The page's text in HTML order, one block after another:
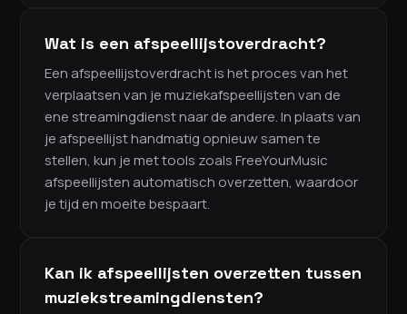
Wat is een afspeellijstoverdracht?
Een afspeellijstoverdracht is het proces van het
verplaatsen van je muziekafspeellijsten van de
ene streamingdienst naar de andere. In plaats van
je afspeellijst handmatig opnieuw samen te
stellen, kun je met tools zoals FreeYourMusic
afspeellijsten automatisch overzetten, waardoor
je tijd en moeite bespaart.
Kan ik afspeellijsten overzetten tussen
muziekstreamingdiensten?